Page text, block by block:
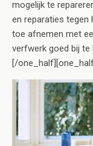
mogelijk te
en reparaties tegen
toe afnemen met
verfwerk goed bij te
[/